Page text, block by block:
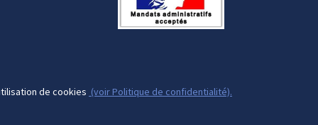
de cookies (voir Politique de confidentialité).